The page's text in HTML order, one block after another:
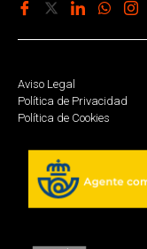
Aviso Legal
Política de Privacidad
Política de Cookies